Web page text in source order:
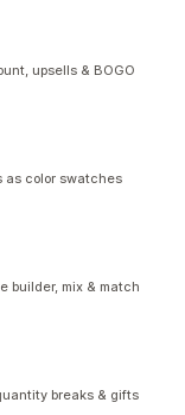
upsells & BOGO
as color swatches
builder, mix & match
breaks & gifts